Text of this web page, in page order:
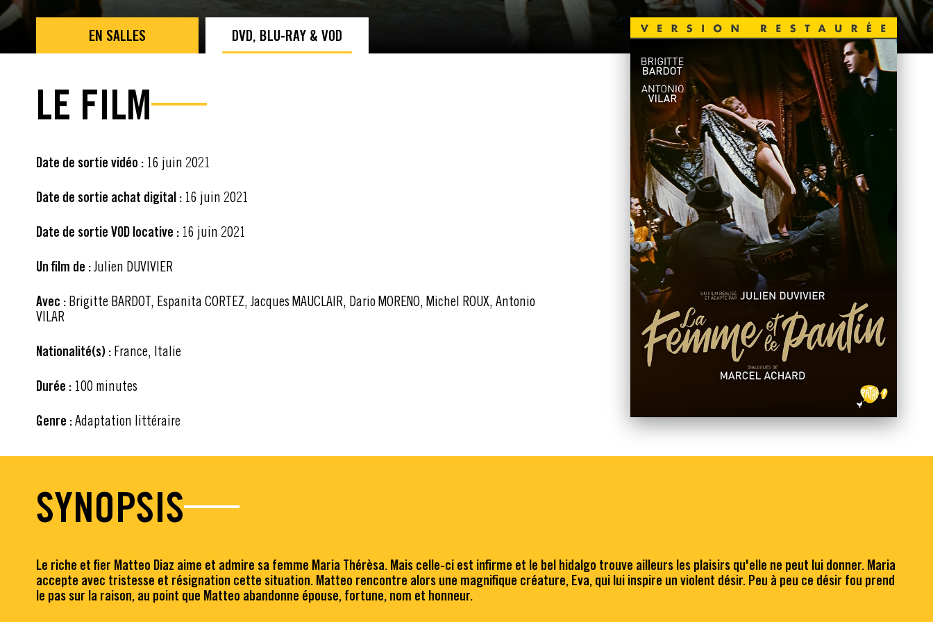
EN SALLES DVD, BLU-RAY & VOD
LE FILM
Date de sortie vidéo : 16 juin 2021
Date de sortie achat digital : 16 juin 2021
Date de sortie VOD locative : 16 juin 2021
Un film de :Julien DUVIVIER
Avec : Brigitte BARDOT, Espanita CORTEZ, Jacques MAUCLAIR, Dario MORENO, Michel ROUX, Antonio
VILAR
Nationalité(s) : France, Italie
Durée : 100 minutes
Genre :Adaptation littéraire
SYNOPSIS
Le riche et fier Matteo Diaz aime et admire sa femme Maria Thérèsa. Mais celle-ci est infirme et le bel hidalgo trouve ailleurs les plaisirs qu'elle ne peut lui donner. Maria
accepte avec tristesse et résignation cette situation. Matteo rencontre alors une magnifique créature, Eva, qui lui inspire un violent désir. Peu à peu ce désir fou prend
le pas sur la raison, au point que Matteo abandonne épouse, fortune, nom et honneur.